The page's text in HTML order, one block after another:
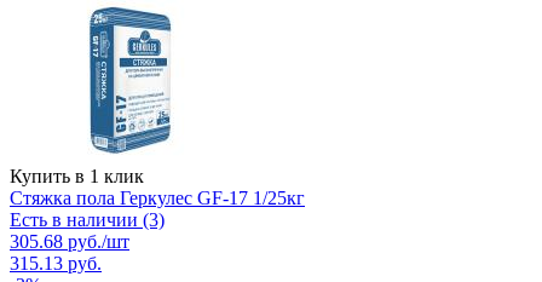
Купить в 1 клик
Стяжка пола Геркулес GF-17 1/25кг
Есть в наличии (3)
305.68 руб./шт
315.13 руб.